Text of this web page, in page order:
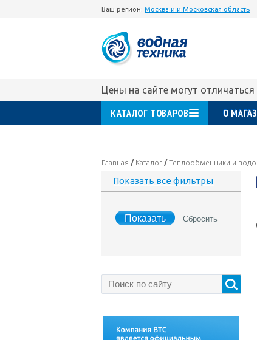
Ваш регион: Москва и и Московская область
Цены на сайте могут
КАТАЛОГ ТОВАРОВ О
Главная / Каталог /Теплообменники и
Показать все фильтры